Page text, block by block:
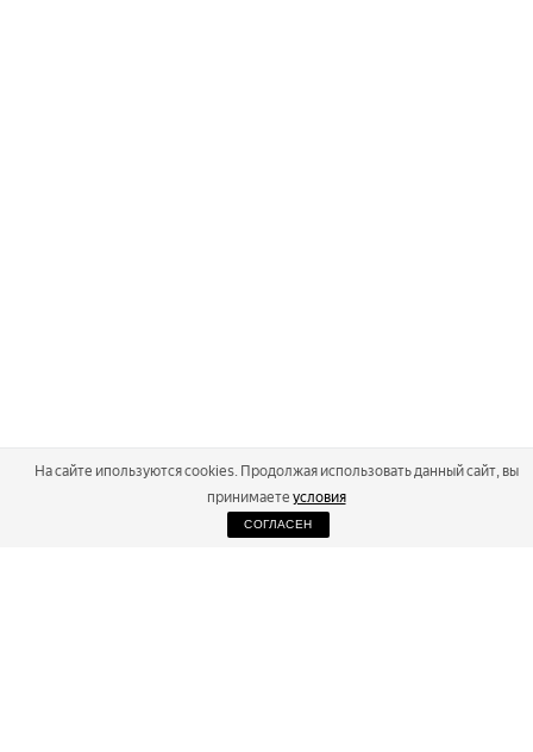
2026
На сайте ипользуются cookies. Продолжая использовать данный сайт, вы
принимаете условия
СОГЛАСЕН